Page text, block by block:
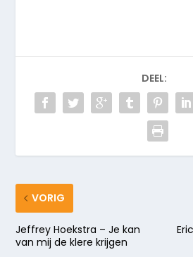
DEEL:
VORIG
Jeffrey Hoekstra – Je kan
van mij de klere krijgen